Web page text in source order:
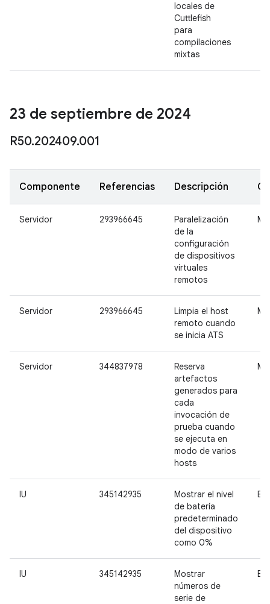
locales de
Cuttlefish
para
compilaciones
mixtas
23 de septiembre de 2024
R50.202409.001
Componente Referencias Descripción
Servidor 293966645
Paralelización
de la
configuración
de dispositivos
virtuales
remotos
Servidor 293966645
Limpia el host
remoto cuando
se inicia ATS
Servidor 344837978
Reserva
artefactos
generados para
cada
invocación de
prueba cuando
se ejecuta en
modo de varios
hosts
IU 345142935
Mostrar el nivel
de batería
predeterminado
del dispositivo
como 0%
IU 345142935
Mostrar
números de
serie de